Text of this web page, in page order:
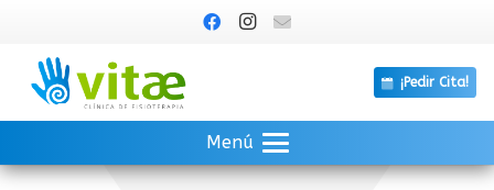
¡Pedir Cita!
Menú